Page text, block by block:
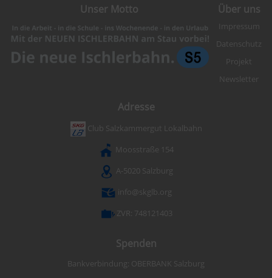
Unser Motto Über uns
Impressum
Datenschutz
Projekt
Newsletter
Adresse
Club Salzkammergut Lokalbahn
Moosstraße 154
A-5020 Salzburg
info@skglb.org
ZVR: 748121403
Spenden
Bankverbindung: OBERBANK Salzburg